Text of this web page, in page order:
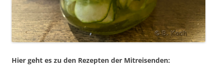
Hier geht es zu den Rezepten der Mitreisenden: